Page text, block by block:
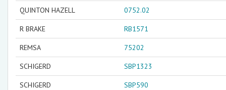
QUINTON HAZELL 0752.02
R BRAKE RB1571
REMSA 75202
SCHIGERD SBP1323
SCHIGERD SBP590